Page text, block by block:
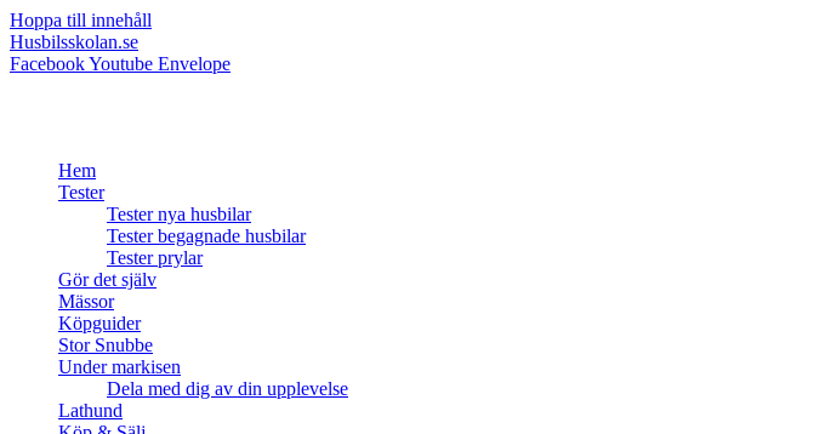
Hoppa till innehåll
Husbilsskolan.se
FacebookYoutube Envelope
Hem
Tester
Tester nya husbilar
Tester begagnade husbilar
Tester prylar
Gör det själv
Mässor
Köpguider
Stor Snubbe
Under markisen
Dela med dig av din upplevelse
Lathund